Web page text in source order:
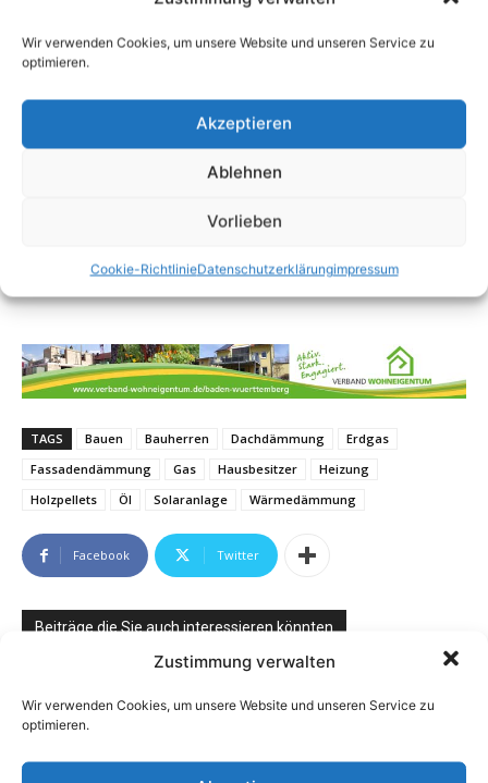
Wir verwenden Cookies, um unsere Website und unseren Service zu
optimieren.
Akzeptieren
Ablehnen
Vorlieben
Cookie-RichtlinieDatenschutzerklärungimpressum